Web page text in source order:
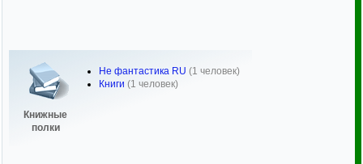
Книжные
полки
Не фантастика RU (1 человек)
Книги (1 человек)